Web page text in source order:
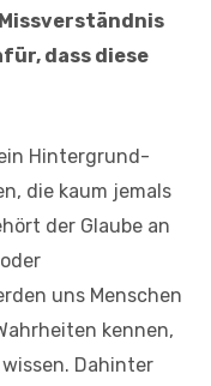
dass diese
ein Hintergrund­
die kaum jemals
der Glaube an
uns Menschen
kennen,
Dahinter